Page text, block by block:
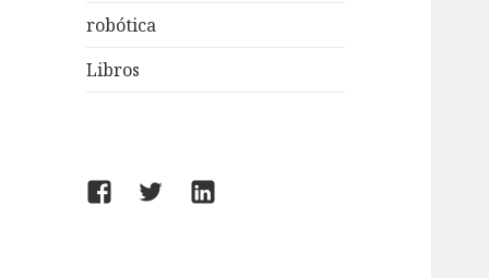
robótica
Libros
FacebookTwitterLinkedIn